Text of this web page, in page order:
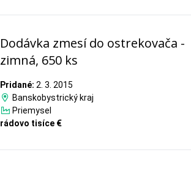
Dodávka zmesí do ostrekovača -
zimná, 650 ks
Pridané: 2. 3. 2015
Banskobystrický kraj
Priemysel
rádovo tisíce €